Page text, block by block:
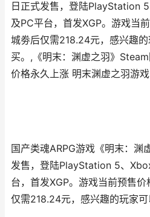
日正式发售，登陆PlayStation
及PC平台，首发XGP。游戏当
城劵后仅需218.24元，感兴趣
买。,《明末：渊虚之羽》
价格永久上涨 明末渊虚之羽游
国产类魂ARPG游戏《明末：渊
发售，登陆PlayStation 5、
台，首发XGP。游戏当前预售
仅需218.24元，感兴趣的玩家可